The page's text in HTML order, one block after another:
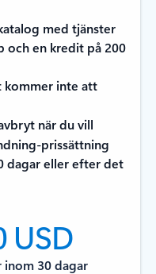
med tjänster
och en kredit på 200
inte att
när du vill
prissättning
dagar eller efter det
USD
inom 30 dagar